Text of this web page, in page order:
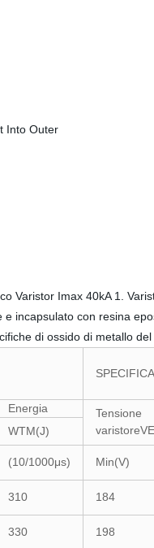
Into Outer
Varistor Imax 40kA 1.
incapsulato con resina
di ossido di metallo
Energia
Tensione
WTM(J)
(10/1000μs) Min(V)
310 184
330 198